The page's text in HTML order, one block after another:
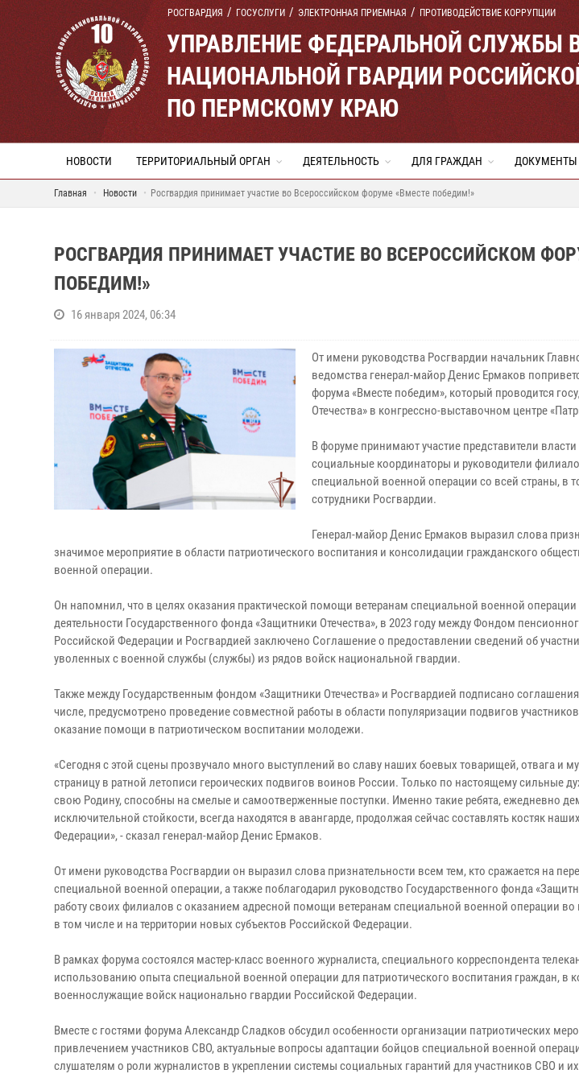
РОСГВАРДИЯ ГОСУСЛУГИ ЭЛЕКТРОННАЯ ПРИЕМНАЯ ПРОТИВОДЕЙСТВИЕ КОРРУПЦИИ
УПРАВЛЕНИЕ ФЕДЕРАЛЬНОЙ СЛУЖБЫ
НАЦИОНАЛЬНОЙ ГВАРДИИ
ПО ПЕРМСКОМУ КРАЮ
НОВОСТИ ТЕРРИТОРИАЛЬНЫЙ ОРГАН ДЕЯТЕЛЬНОСТЬ ДЛЯ ГРАЖДАН ДОКУМЕНТЫ
Главная Новости Росгвардия принимает участие во Всероссийском форуме «Вместе победим!»
РОСГВАРДИЯ ПРИНИМАЕТ УЧАСТИЕ ВО ВСЕРОССИЙСКОМ
ПОБЕДИМ!»
16 января 2024, 06:34
От имени руководства Росгвардии начальник
ведомства генерал-майор Денис Ермаков
форума «Вместе победим», который проводится
Отечества» в конгрессно-выставочном центре
В форуме принимают участие представители
социальные координаторы и руководители
специальной военной операции со всей страны, в
сотрудники Росгвардии.
Генерал-майор Денис Ермаков выразил слова
значимое мероприятие в области патриотического воспитания и консолидации гражданского
военной операции.
Он напомнил, что в целях оказания практической помощи ветеранам специальной военной
деятельности Государственного фонда «Защитники Отечества», в 2023 году между Фондом
Российской Федерации и Росгвардией заключено Соглашение о предоставлении сведений об
уволенных с военной службы (службы) из рядов войск национальной гвардии.
Также между Государственным фондом «Защитники Отечества» и Росгвардией подписано
числе, предусмотрено проведение совместной работы в области популяризации подвигов
оказание помощи в патриотическом воспитании молодежи.
«Сегодня с этой сцены прозвучало много выступлений во славу наших боевых товарищей, отвага и
страницу в ратной летописи героических подвигов воинов России. Только по настоящему сильные
свою Родину, способны на смелые и самоотверженные поступки. Именно такие ребята, ежедневно
исключительной стойкости, всегда находятся в авангарде, продолжая сейчас составлять костяк
Федерации», - сказал генерал-майор Денис Ермаков.
От имени руководства Росгвардии он выразил слова признательности всем тем, кто сражается на
специальной военной операции, а также поблагодарил руководство Государственного фонда
работу своих филиалов с оказанием адресной помощи ветеранам специальной военной операции во
в том числе и на территории новых субъектов Российской Федерации.
В рамках форума состоялся мастер-класс военного журналиста, специального корреспондента
использованию опыта специальной военной операции для патриотического воспитания граждан, в
военнослужащие войск национально гвардии Российской Федерации.
Вместе с гостями форума Александр Сладков обсудил особенности организации патриотических
привлечением участников СВО, актуальные вопросы адаптации бойцов специальной военной
слушателям о роли журналистов в укреплении системы социальных гарантий для участников СВО и